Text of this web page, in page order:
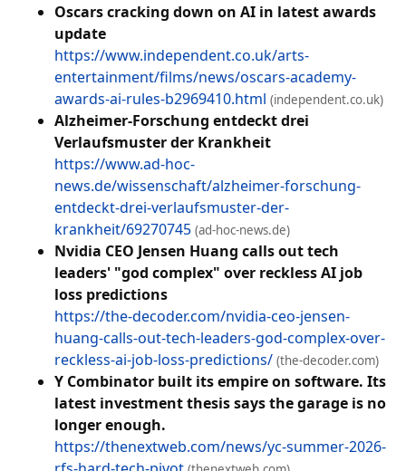
Oscars cracking down on AI in latest awards
update
https://www.independent.co.uk/arts-
entertainment/films/news/oscars-academy-
awards-ai-rules-b2969410.html (independent.co.uk)
Alzheimer-Forschung entdeckt drei
Verlaufsmuster der Krankheit
https://www.ad-hoc-
news.de/wissenschaft/alzheimer-forschung-
entdeckt-drei-verlaufsmuster-der-
krankheit/69270745 (ad-hoc-news.de)
Nvidia CEO Jensen Huang calls out tech
leaders' "god complex" over reckless AI job
loss predictions
https://the-decoder.com/nvidia-ceo-jensen-
huang-calls-out-tech-leaders-god-complex-over-
reckless-ai-job-loss-predictions/ (the-decoder.com)
Y Combinator built its empire on software. Its
latest investment thesis says the garage is no
longer enough.
https://thenextweb.com/news/yc-summer-2026-